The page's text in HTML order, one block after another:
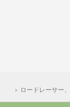
ロードレーサー